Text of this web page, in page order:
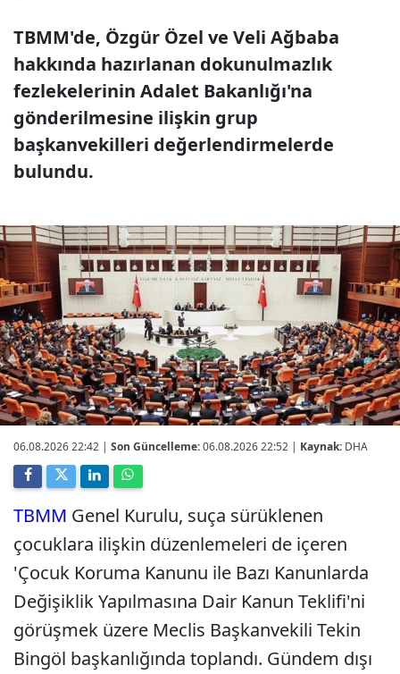
TBMM'de, Özgür Özel ve Veli Ağbaba
hakkında hazırlanan dokunulmazlık
fezlekelerinin Adalet Bakanlığı'na
gönderilmesine ilişkin grup
başkanvekilleri değerlendirmelerde
bulundu.
06.08.2026 22:42 | Son Güncelleme:06.08.2026 22:52 | Kaynak: DHA
TBMM Genel Kurulu, suça sürüklenen
çocuklara ilişkin düzenlemeleri de içeren
'Çocuk Koruma Kanunu ile Bazı Kanunlarda
Değişiklik Yapılmasına Dair Kanun Teklifi'ni
görüşmek üzere Meclis Başkanvekili Tekin
Bingöl başkanlığında toplandı. Gündem dışı